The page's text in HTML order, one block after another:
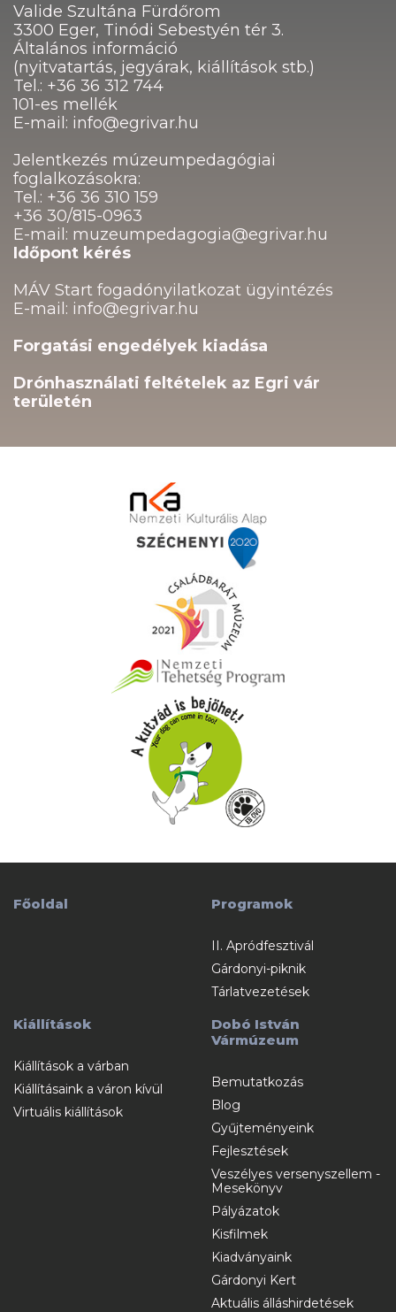
Valide Szultána Fürdőrom
3300 Eger, Tinódi Sebestyén tér 3.
Általános információ
(nyitvatartás, jegyárak, kiállítások stb.)
Tel.: +36 36 312 744
101-es mellék
E-mail: info@egrivar.hu
Jelentkezés múzeumpedagógiai
foglalkozásokra:
Tel.: +36 36 310 159
+36 30/815-0963
E-mail: muzeumpedagogia@egrivar.hu
Időpont kérés
MÁV Start fogadónyilatkozat ügyintézés
E-mail: info@egrivar.hu
Forgatási engedélyek kiadása
Drónhasználati feltételek az Egri vár
területén
Főoldal Programok
II. Apródfesztivál
Gárdonyi-piknik
Tárlatvezetések
Kiállítások
Kiállítások a várban
Kiállításaink a váron kívül
Virtuális kiállítások
Dobó István
Vármúzeum
Bemutatkozás
Blog
Gyűjteményeink
Fejlesztések
Veszélyes versenyszellem -
Mesekönyv
Pályázatok
Kisfilmek
Kiadványaink
Gárdonyi Kert
Aktuális álláshirdetések